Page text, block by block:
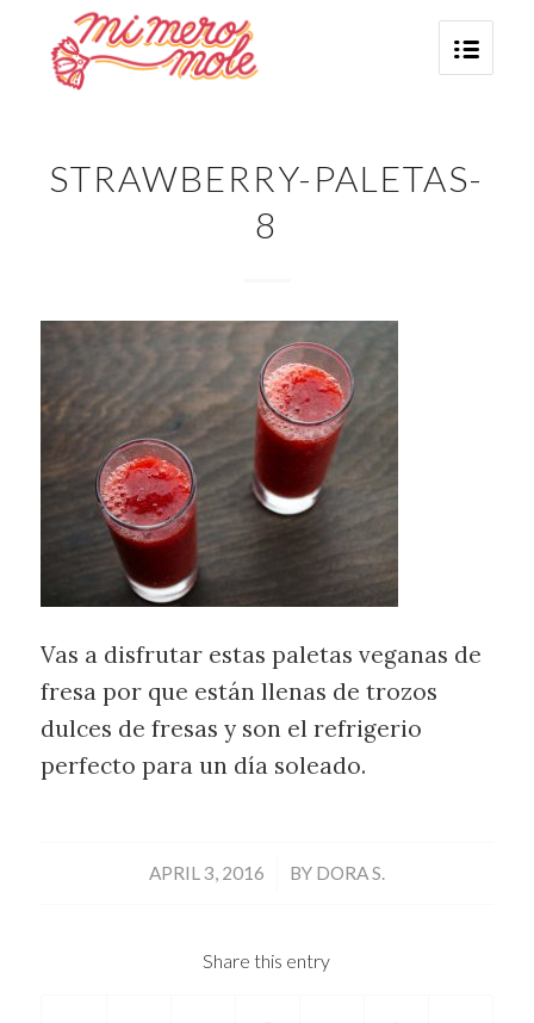
STRAWBERRY-PALETAS-
8
Vas a disfrutar estas paletas veganas de
fresa por que están llenas de trozos
dulces de fresas y son el refrigerio
perfecto para un día soleado.
APRIL 3, 2016
/ BY DORA S.
Share this entry